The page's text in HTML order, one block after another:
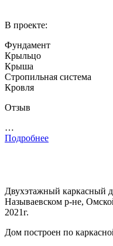
В проекте:
Фундамент
Крыльцо
Крыша
Стропильная система
Кровля
Отзыв
…
Подробнее
Двухэтажный каркасный
Называевском р-не,
2021г.
Дом построен по